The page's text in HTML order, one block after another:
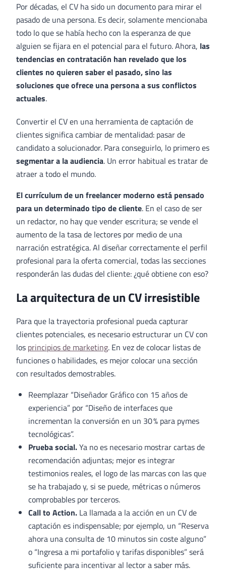
Por décadas, el CV ha sido un documento para mirar el
pasado de una persona. Es decir, solamente mencionaba
todo lo que se había hecho con la esperanza de que
alguien se fijara en el potencial para el futuro. Ahora, las
tendencias en contratación han revelado que los
clientes no quieren saber el pasado, sino las
soluciones que ofrece una persona a sus conflictos
actuales.
Convertir el CV en una herramienta de captación de
clientes significa cambiar de mentalidad: pasar de
candidato a solucionador. Para conseguirlo, lo primero es
segmentar a la audiencia. Un error habitual es tratar de
atraer a todo el mundo.
El currículum de un freelancer moderno está pensado
para un determinado tipo de cliente. En el caso de ser
un redactor, no hay que vender escritura; se vende el
aumento de la tasa de lectores por medio de una
narración estratégica. Al diseñar correctamente el perfil
profesional para la oferta comercial, todas las secciones
responderán las dudas del cliente: ¿qué obtiene con eso?
La arquitectura de un CV irresistible
Para que la trayectoria profesional pueda capturar
clientes potenciales, es necesario estructurar un CV con
los principios de marketing. En vez de colocar listas de
funciones o habilidades, es mejor colocar una sección
con resultados demostrables.
Reemplazar “Diseñador Gráfico con 15 años de
experiencia” por “Diseño de interfaces que
incrementan la conversión en un 30 % para pymes
tecnológicas”.
Prueba social.Ya no es necesario mostrar cartas de
recomendación adjuntas; mejor es integrar
testimonios reales, el logo de las marcas con las que
se ha trabajado y, si se puede, métricas o números
comprobables por terceros.
Call to Action. La llamada a la acción en un CV de
captación es indispensable; por ejemplo, un “Reserva
ahora una consulta de 10 minutos sin coste alguno”
o “Ingresa a mi portafolio y tarifas disponibles” será
suficiente para incentivar al lector a saber más.